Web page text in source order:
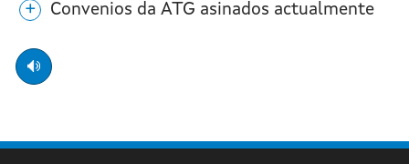
Convenios da ATG asinados actualmente